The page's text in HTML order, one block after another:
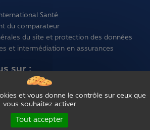
Santé
du comparateur
du site et protection des données
et intermédiation en assurances
sur :
et vous donne le contrôle sur ceux que
vous souhaitez activer
Tout accepter